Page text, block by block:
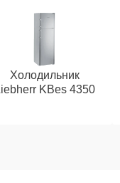
Холодильник
KBes 4350